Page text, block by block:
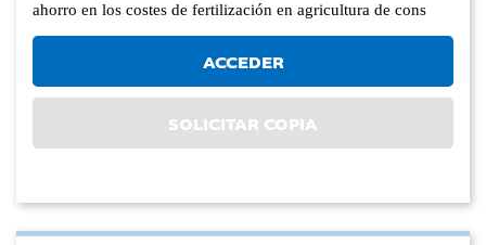
ahorro en los costes de fertilización en agricultura de cons
ACCEDER
SOLICITAR COPIA